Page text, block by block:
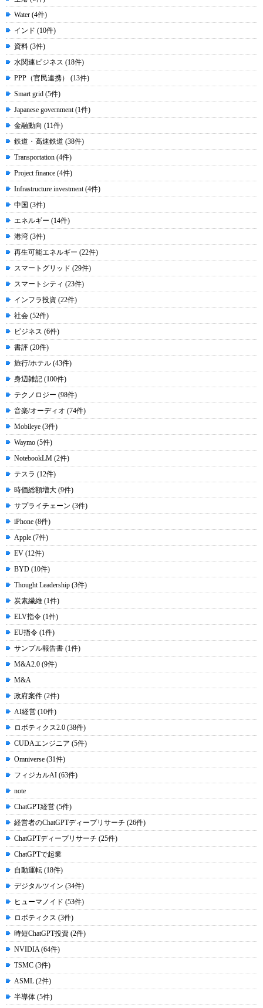
Water (4件)
インド (10件)
資料 (3件)
水関連ビジネス (18件)
PPP（官民連携） (13件)
Smart grid (5件)
Japanese government (1件)
金融動向 (11件)
鉄道・高速鉄道 (38件)
Transportation (4件)
Project finance (4件)
Infrastructure investment (4件)
中国 (3件)
エネルギー (14件)
港湾 (3件)
再生可能エネルギー (22件)
スマートグリッド (29件)
スマートシティ (23件)
インフラ投資 (22件)
社会 (52件)
ビジネス (6件)
書評 (20件)
旅行/ホテル (43件)
身辺雑記 (100件)
テクノロジー (98件)
音楽/オーディオ (74件)
Mobileye (3件)
Waymo (5件)
NotebookLM (2件)
テスラ (12件)
時価総額増大 (9件)
サプライチェーン (3件)
iPhone (8件)
Apple (7件)
EV (12件)
BYD (10件)
Thought Leadership (3件)
炭素繊維 (1件)
ELV指令 (1件)
EU指令 (1件)
サンプル報告書 (1件)
M&A2.0 (9件)
M&A
政府案件 (2件)
AI経営 (10件)
ロボティクス2.0 (38件)
CUDAエンジニア (5件)
Omniverse (31件)
フィジカルAI (63件)
note
ChatGPT経営 (5件)
経営者のChatGPTディープリサーチ (26件)
ChatGPTディープリサーチ (25件)
ChatGPTで起業
自動運転 (18件)
デジタルツイン (34件)
ヒューマノイド (53件)
ロボティクス (3件)
時短ChatGPT投資 (2件)
NVIDIA (64件)
TSMC (3件)
ASML (2件)
半導体 (5件)